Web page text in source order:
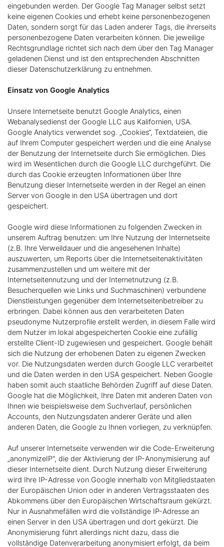
eingebunden werden. Der Google Tag Manager selbst setzt
keine eigenen Cookies und erhebt keine personenbezogenen
Daten, sondern sorgt für das Laden anderer Tags, die ihrerseits
personenbezogene Daten verarbeiten können. Die jeweilige
Rechtsgrundlage richtet sich nach dem über den Tag Manager
geladenen Dienst und ist den entsprechenden Abschnitten
dieser Datenschutzerklärung zu entnehmen.
Einsatz von Google Analytics
Unsere Internetseite benutzt Google Analytics, einen
Webanalysedienst der Google LLC aus Kalifornien, USA.
Google Analytics verwendet sog. „Cookies“, Textdateien, die
auf Ihrem Computer gespeichert werden und die eine Analyse
der Benutzung der Internetseite durch Sie ermöglichen. Dies
wird im Wesentlichen durch die Google LLC durchgeführt. Die
durch das Cookie erzeugten Informationen über Ihre
Benutzung dieser Internetseite werden in der Regel an einen
Server von Google in den USA übertragen und dort
gespeichert.
Google wird diese Informationen zu folgenden Zwecken in
unserem Auftrag benutzen: um Ihre Nutzung der Internetseite
(z.B. Ihre Verweildauer und die angesehenen Inhalte)
auszuwerten, um Reports über die Internetseitenaktivitäten
zusammenzustellen und um weitere mit der
Internetseitennutzung und der Internetnutzung (z.B.
Besucherquellen wie Links und Suchmaschinen) verbundene
Dienstleistungen gegenüber dem Internetseitenbetreiber zu
erbringen. Dabei können aus den verarbeiteten Daten
pseudonyme Nutzerprofile erstellt werden, in diesem Falle wird
dem Nutzer im lokal abgespeicherten Cookie eine zufällig
erstellte Client-ID zugewiesen und gespeichert. Google behält
sich die Nutzung der erhobenen Daten zu eigenen Zwecken
vor. Die Nutzungsdaten werden durch Google LLC verarbeitet
und die Daten werden in den USA gespeichert. Neben Google
haben somit auch staatliche Behörden Zugriff auf diese Daten.
Google hat die Möglichkeit, Ihre Daten mit anderen Daten von
Ihnen wie beispielsweise dem Suchverlauf, persönlichen
Accounts, den Nutzungsdaten anderer Geräte und allen
anderen Daten, die Google zu Ihnen vorliegen, zu verknüpfen.
Auf unserer Internetseite verwenden wir die Code-Erweiterung
„anonymizeIP“, die der Aktivierung der IP-Anonymisierung auf
dieser Internetseite dient. Durch Nutzung dieser Erweiterung
wird Ihre IP-Adresse von Google innerhalb von Mitgliedstaaten
der Europäischen Union oder in anderen Vertragsstaaten des
Abkommens über den Europäischen Wirtschaftsraum gekürzt.
Nur in Ausnahmefällen wird die vollständige IP-Adresse an
einen Server in den USA übertragen und dort gekürzt. Die
Anonymisierung führt allerdings nicht dazu, dass die
vollständige Datenverarbeitung anonymisiert erfolgt, da beim